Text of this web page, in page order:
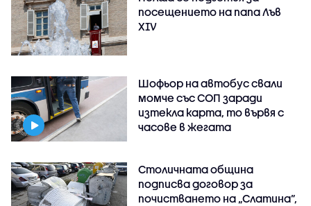
посещението на папа Лъв
XIV
Шофьор на автобус свали
момче със СОП заради
изтекла карта, то вървя с
часове в жегата
Столичната община
подписва договор за
почистването на „Слатина”,